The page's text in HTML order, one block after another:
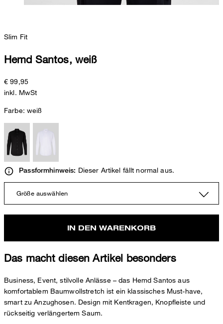
Slim Fit
Hemd Santos, weiß
€ 99,95
inkl. MwSt
Farbe: weiß
Passformhinweis: Dieser Artikel fällt normal aus.
Größe auswählen
IN DEN WARENKORB
Das macht diesen Artikel besonders
Business, Event, stilvolle Anlässe – das Hemd Santos aus
komfortablem Baumwollstretch ist ein klassisches Must-have,
smart zu Anzughosen. Design mit Kentkragen, Knopfleiste und
rückseitig verlängertem Saum.